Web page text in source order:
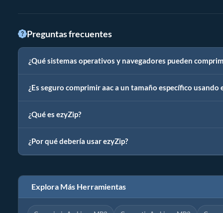
Preguntas frecuentes
¿Qué sistemas operativos y navegadores pueden
¿Es seguro comprimir aac a un tamaño específico usando
¿Qué es ezyZip?
¿Por qué debería usar ezyZip?
Explora Más Herramientas